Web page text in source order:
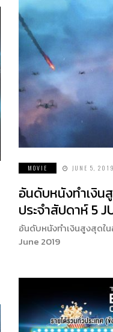
MOVIE JUNE 5, 2019
อันดับหนังทำเงิน
ประจำสัปดาห์ 5
อันดับหนังทำเงินสูงสุดใน
June 2019